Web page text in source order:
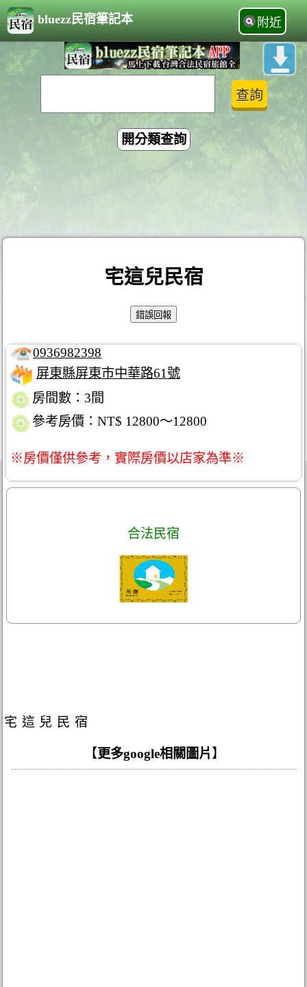
bluezz民宿筆記本 附近
開分類查詢
宅這兒民宿
0936982398
屏東縣屏東市中華路61號
房間數：3間
參考房價：NT$ 12800～12800
※房價僅供參考，實際房價以店家為準※
合法民宿
宅這兒民宿
【更多google相關圖片 】